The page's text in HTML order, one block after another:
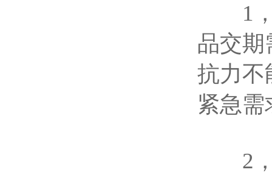
1，
品交期
抗力不
紧急
2，